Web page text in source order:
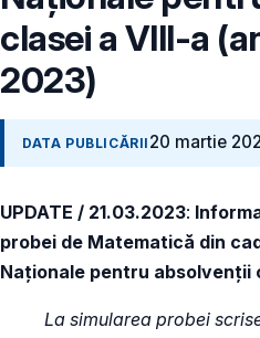
clasei a VIII-a
2023)
DATA PUBLICĂRII 20 martie
UPDATE / 21.03.2023:
probei de Matematică din
Naționale pentru absolvenții
La simularea probei